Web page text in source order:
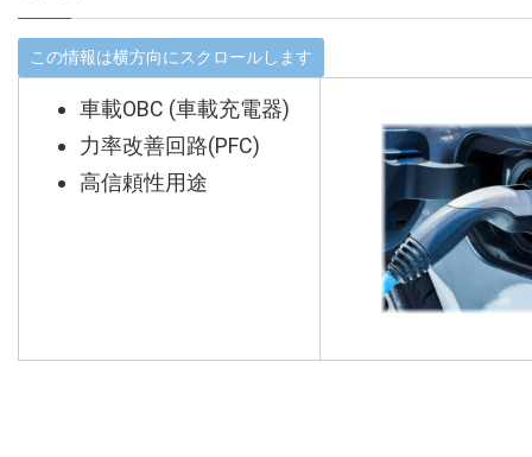
車載OBC (車載充電器)
力率改善回路(PFC)
高信頼性用途